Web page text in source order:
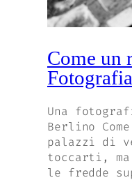
Come un
Fotografia
Una
Berlino
palazzi di
toccarti,
le fredde